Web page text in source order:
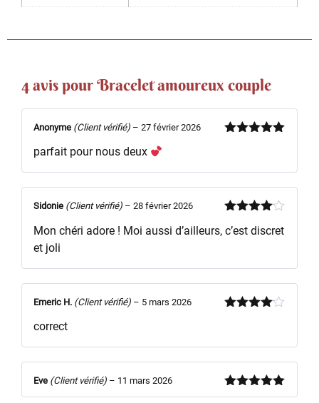
4 avis pourBracelet amoureux couple
Anonyme (Client vérifié) – 27 février 2026
parfait pour nous deux
sur 5
Sidonie (Client vérifié) – 28 février 2026
Mon chéri adore ! Moi aussi d’ailleurs, c’est discret
et joli
Emeric H. (Client vérifié) – 5 mars 2026
correct
Note5sur
Eve (Client vérifié) – 11 mars 2026